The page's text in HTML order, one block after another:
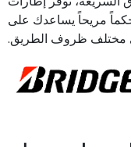
مريحاً يساعدك على
في مختلف ظروف الطريق.